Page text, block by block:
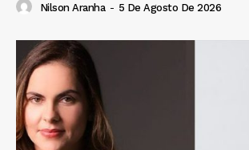
Nilson Aranha - 5 De Agosto De 2026